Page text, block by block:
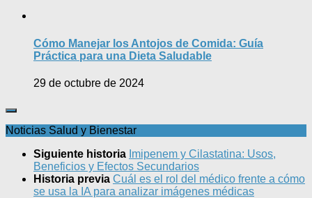
Cómo Manejar los Antojos de Comida: Guía
Práctica para una Dieta Saludable
29 de octubre de 2024
Noticias Salud y Bienestar
Siguiente historia Imipenem y Cilastatina: Usos,
Beneficios y Efectos Secundarios
Historia previa Cuál es el rol del médico frente a cómo
se usa la IA para analizar imágenes médicas